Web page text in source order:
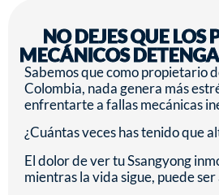
NO DEJES QUE LOS
MECÁNICOS
Sabemos que como propietario
Colombia, nada genera más
enfrentarte a fallas mecánicas
¿Cuántas veces has tenido que
El dolor de ver tu Ssangyong
mientras la vida sigue, puede